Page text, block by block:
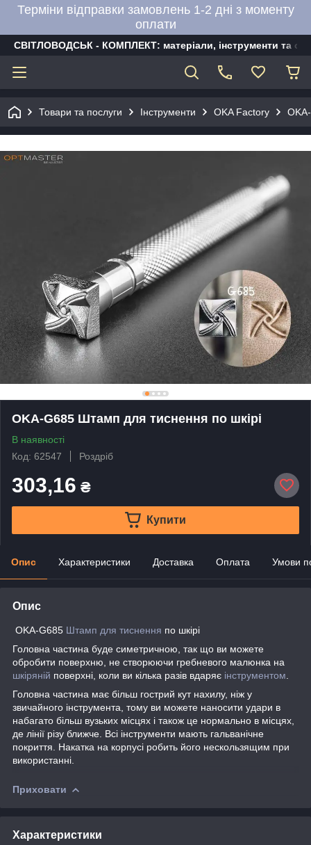
Терміни відправки замовлень 1-2 дні з моменту
оплати
СВІТЛОВОДСЬК - КОМПЛЕКТ: матеріали, інструменти та
Товари та послуги Інструменти OKA Factory
OKA-G685 Штамп для тиснення по шкірі
В наявності
Код: 62547
Роздріб
303,16 ₴
Купити
Опис Характеристики Доставка Оплата Умови
Опис
OKA-G685 Штамп для тиснення по шкірі
Головна частина буде симетричною, так що ви можете
обробити поверхню, не створюючи гребневого малюнка на
шкіряній поверхні, коли ви кілька разів вдаряє інструментом
Головна частина має більш гострий кут нахилу, ніж у
звичайного інструмента, тому ви можете наносити удари в
набагато більш вузьких місцях і також це нормально в місцях,
де лінії різу ближче. Всі інструменти мають гальванічне
покриття. Накатка на корпусі робить його нескользящим при
використанні.
Приховати
Характеристики